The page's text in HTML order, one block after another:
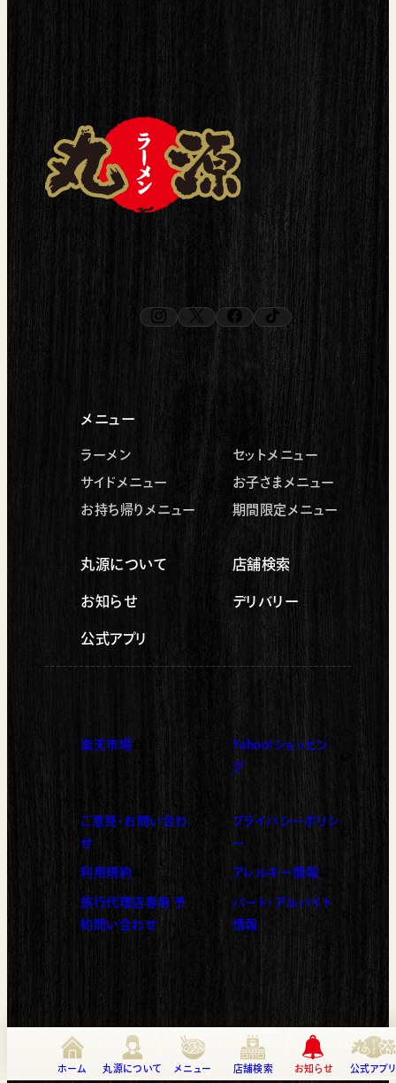
ホーム 丸源について メニュー 店舗検索 お知らせ 公式アプリ
instagram
（新しいタブで開く）
（新しいタブで開く）
facebook
（新しいタブで開く）
tiktok
（新しいタブで開く）
メニュー
ラーメン セットメニュー
サイドメニュー お子さまメニュー
お持ち帰りメニュー 期間限定メニュー
丸源について 店舗検索
お知らせ デリバリー
公式アプリ
楽天市場
（新しいタブで開く）
Yahoo!ショッピン
グ
（新しいタブで開く）
ご意見・お問い合わ
せ
プライバシーポリシ
ー
（新しいタブで開く）
利用規約
（新しいタブで開く）
アレルギー情報
旅行代理店専用 予
約問い合わせ
（新しいタブで開く）
パート・アルバイト
情報
（新しいタブで開く）